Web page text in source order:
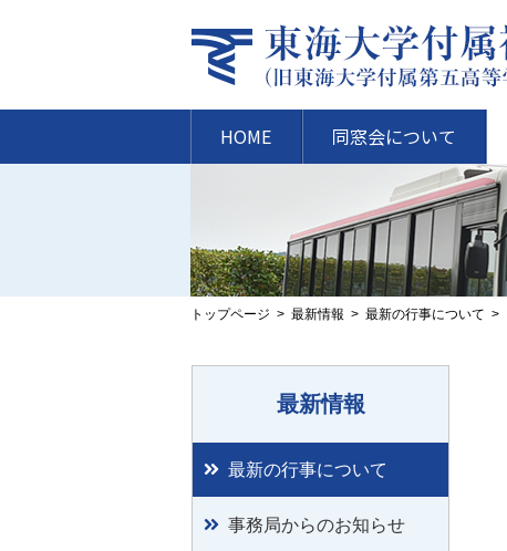
HOME 同窓会について
トップページ 最新情報 最新の行事について
最新情報
最新の行事について
事務局からのお知らせ